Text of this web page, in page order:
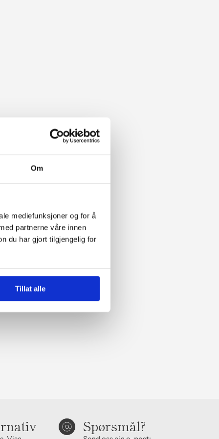
Om
mediefunksjoner og for å
partnerne våre innen
du har gjort tilgjengelig for
Tillat alle
Spørsmål?